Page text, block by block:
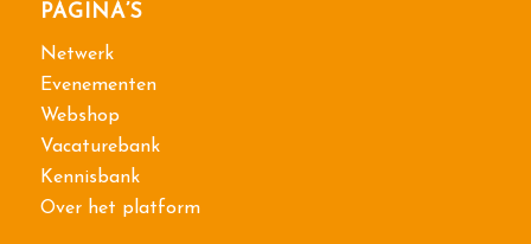
PAGINA’S
Netwerk
Evenementen
Webshop
Vacaturebank
Kennisbank
Over het platform